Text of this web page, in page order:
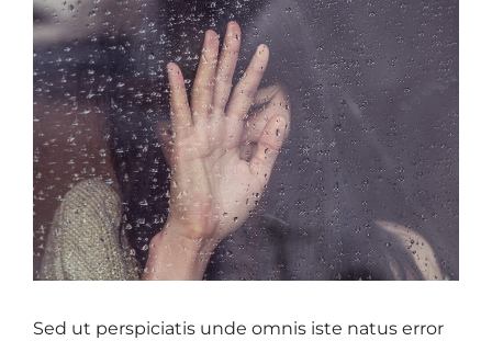
Sed ut perspiciatis unde omnis iste natus error